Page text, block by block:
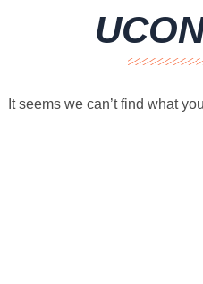
It seems we can’t find what